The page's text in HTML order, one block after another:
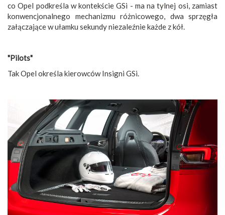
co Opel podkreśla w kontekście GSi - ma na tylnej osi, zamiast
konwencjonalnego mechanizmu różnicowego, dwa sprzęgła
załączające w ułamku sekundy niezaleźnie każde z kół.
"Pilots"
Tak Opel określa kierowców Insigni GSi.